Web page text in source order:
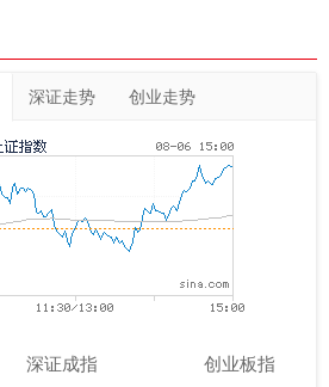
深证走势 创业走势
深证成指 创业板指